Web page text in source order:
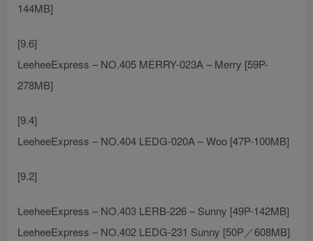
144MB]
[9.6]
LeeheeExpress – NO.405 MERRY-023A – Merry [59P-
278MB]
[9.4]
LeeheeExpress – NO.404 LEDG-020A – Woo [47P-100MB]
[9.2]
LeeheeExpress – NO.403 LERB-226 – Sunny [49P-142MB]
LeeheeExpress – NO.402 LEDG-231 Sunny [50P／608MB]